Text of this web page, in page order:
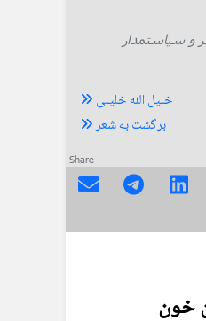
و سیاستمدار
خلیل الله خلیلی
برگشت به شعر
Share
خون